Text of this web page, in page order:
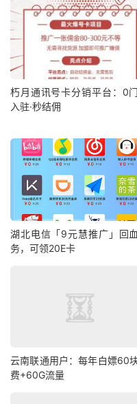
朽月通讯号卡分销平台：0
入驻·秒结佣
湖北电信「9元慧推广」回
务，可领20E卡
云南联通用户：每年白嫖60
费+60G流量